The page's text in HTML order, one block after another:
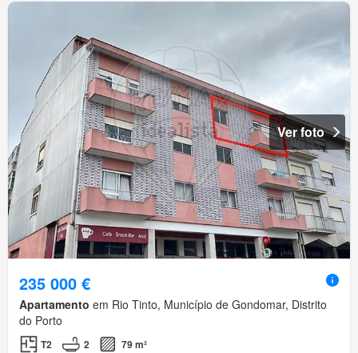
Ver foto
235 000 €
Apartamento em Rio Tinto, Município de Gondomar, Distrito
do Porto
T2 2 79 m²